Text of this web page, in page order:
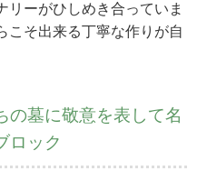
リーがひしめき合っていま
こそ出来る丁寧な作りが自
の墓に敬意を表して名
ロック